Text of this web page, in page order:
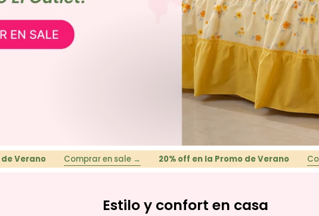
Comprar en sale → 20% off en la Promo de Verano Comprar en
Estilo y confort en casa